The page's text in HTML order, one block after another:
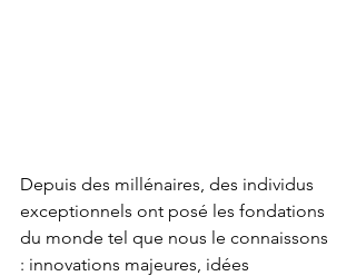
Depuis des millénaires, des individus
exceptionnels ont posé les fondations
du monde tel que nous le connaissons
: innovations majeures, idées